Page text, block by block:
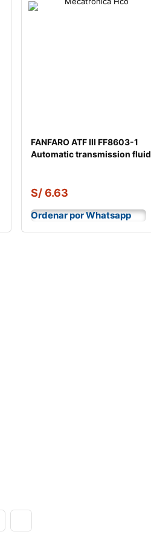
FANFARO ATF III FF8603-1
Automatic transmission fluid
S/6.63
Ordenar por Whatsapp